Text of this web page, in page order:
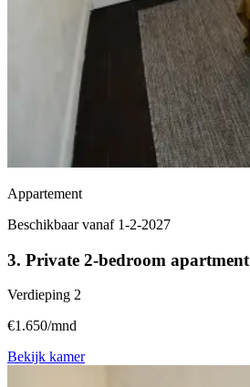
Appartement
Beschikbaar vanaf 1-2-2027
3. Private 2-bedroom apartment
Verdieping 2
€1.650/mnd
Bekijk kamer